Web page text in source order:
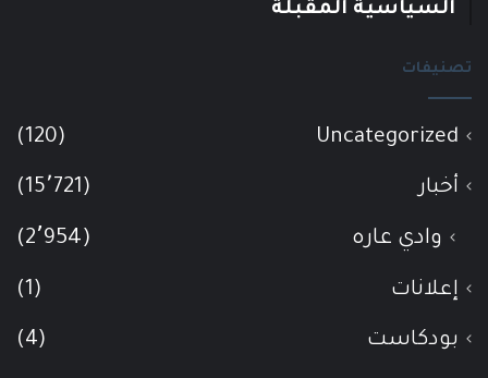
السياسية المقبلة
تصنيفات
Uncategorized
(120)
أخبار (15٬721)
وادي عاره (2٬954)
إعلانات (1)
بودكاست (4)